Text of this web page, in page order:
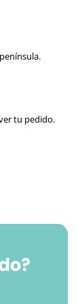
tu pedido.